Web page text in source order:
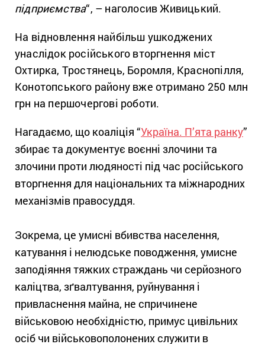
підприємства“, – наголосив Живицький.
На відновлення найбільш ушкоджених
унаслідок російського вторгнення міст
Охтирка, Тростянець, Боромля, Краснопілля,
Конотопського району вже отримано 250 млн
грн на першочергові роботи.
Нагадаємо, що коаліція “Україна. П’ята ранку”
збирає та документує воєнні злочини та
злочини проти людяності під час російського
вторгнення для національних та міжнародних
механізмів правосуддя.
Зокрема, це умисні вбивства населення,
катування і нелюдське поводження, умисне
заподіяння тяжких страждань чи серйозного
каліцтва, зґвалтування, руйнування і
привласнення майна, не спричинене
військовою необхідністю, примус цивільних
осіб чи військовополонених служити в